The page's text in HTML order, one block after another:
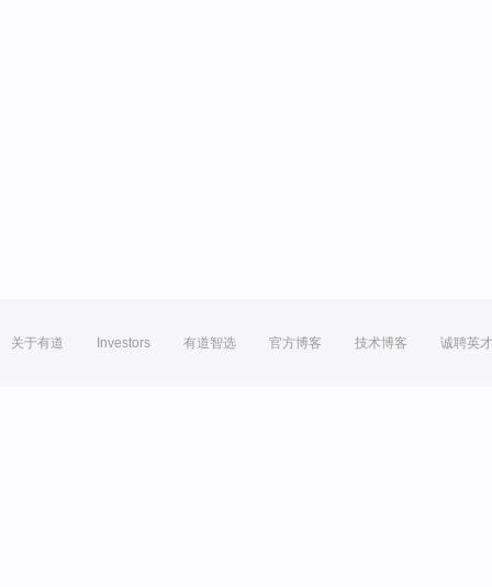
关于有道 Investors 有道智选 官方博客 技术博客 诚聘英才